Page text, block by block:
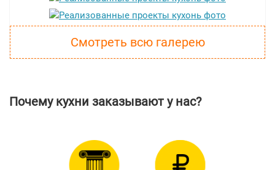
Смотреть всю галерею
Почему кухни заказывают у нас?